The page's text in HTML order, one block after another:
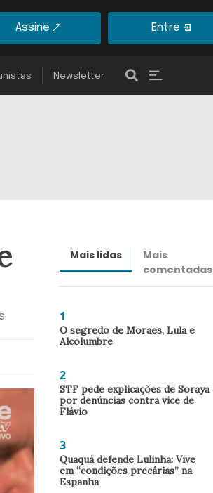
Assine Entre
Newsletter
Mais lidas
Mais
comentadas
1
O segredo de Moraes, Lula e
Alcolumbre
2
STF pede explicações de Soraya
por denúncias contra vice de
Flávio
3
Quaquá defende Lulinha: Vive
em “condições precárias” na
Espanha